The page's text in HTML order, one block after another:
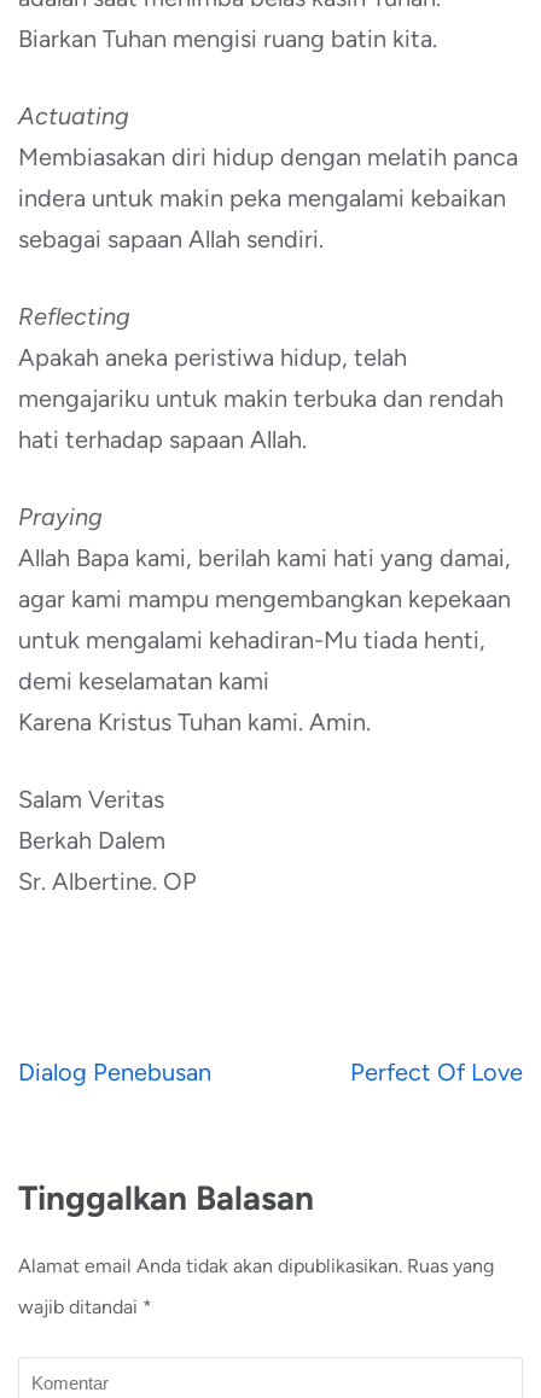
Biarkan Tuhan mengisi ruang batin kita.
Actuating
Membiasakan diri hidup dengan melatih panca
indera untuk makin peka mengalami kebaikan
sebagai sapaan Allah sendiri.
Reflecting
Apakah aneka peristiwa hidup, telah
mengajariku untuk makin terbuka dan rendah
hati terhadap sapaan Allah.
Praying
Allah Bapa kami, berilah kami hati yang damai,
agar kami mampu mengembangkan kepekaan
untuk mengalami kehadiran-Mu tiada henti,
demi keselamatan kami
Karena Kristus Tuhan kami. Amin.
Salam Veritas
Berkah Dalem
Sr. Albertine. OP
Navigasi
Dialog Penebusan Perfect Of Love
Tinggalkan Balasan
Alamat email Anda tidak akan dipublikasikan. Ruas yang
wajib ditandai *
Komentar